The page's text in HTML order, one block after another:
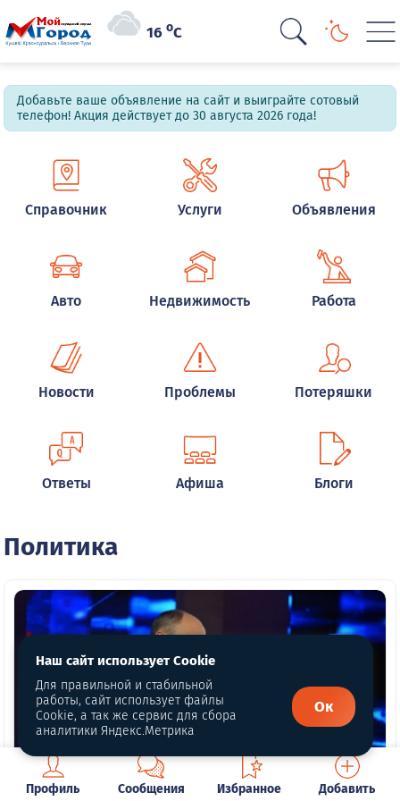
16oC
Добавьте ваше объявление на сайт и выиграйте сотовый
телефон! Акция действует до 30 августа 2026 года!
Справочник Услуги Объявления
Авто Недвижимость Работа
Новости Проблемы Потеряшки
Ответы Афиша Блоги
Политика
Профиль Сообщения Избранное Добавить
Наш сайт использует Cookie
Для правильной и стабильной
работы, сайт использует файлы
Cookie, а так же сервис для сбора
аналитики Яндекс.Метрика
Ок